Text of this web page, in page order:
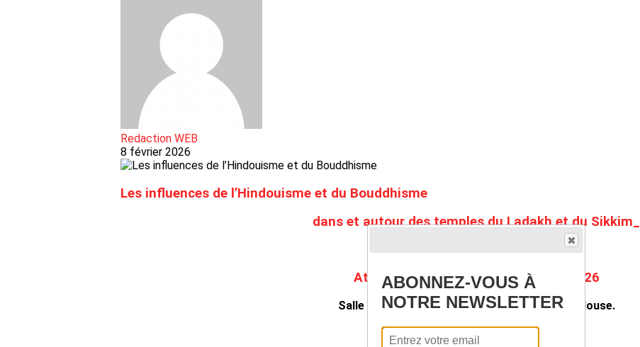
Redaction WEB
8 février 2026
Les influences de l’Hindouisme et du Bouddhisme
dans et autour des temples du Ladakh et du Sikkim_
Lundi 16 février 2026 à 18 h-
Attention changement de salle en 2026
Salle San Subra – 2, rue San Subra, 31000 Toulouse.
(Métro Saint Cyprien)
ABONNEZ-VOUS À
NOTRE NEWSLETTER